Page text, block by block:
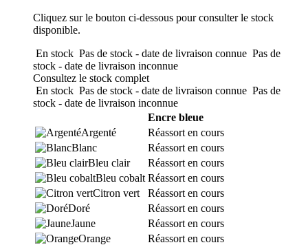
Cliquez sur le bouton ci-dessous pour consulter le stock
disponible.
En stock Pas de stock - date de livraison connue Pas de
stock - date de livraison inconnue
Consultez le stock complet
En stock Pas de stock - date de livraison connue Pas de
stock - date de livraison inconnue
Encre bleue
Argenté
Réassort en cours
Blanc
Réassort en cours
Bleu clair
Réassort en cours
Bleu cobalt Réassort en cours
Citron vert
Réassort en cours
Doré
Réassort en cours
Jaune
Réassort en cours
Orange
Réassort en cours